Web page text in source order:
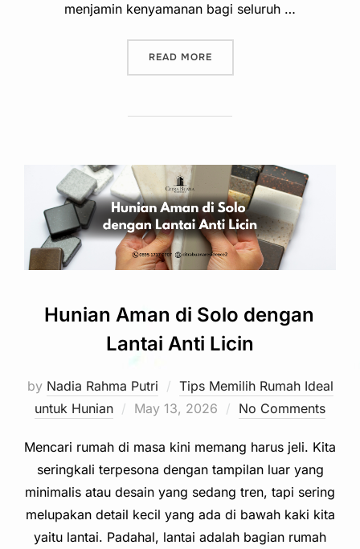
menjamin kenyamanan bagi seluruh …
READ MORE“KEUNTUNGAN FASILITAS
Hunian Aman di Solo dengan
Lantai Anti Licin
by Nadia Rahma Putri
Tips Memilih Rumah Ideal
untuk Hunian
Posted
May 13, 2026 No Comments
Mencari rumah di masa kini memang harus jeli. Kita
seringkali terpesona dengan tampilan luar yang
minimalis atau desain yang sedang tren, tapi sering
melupakan detail kecil yang ada di bawah kaki kita
yaitu lantai. Padahal, lantai adalah bagian rumah